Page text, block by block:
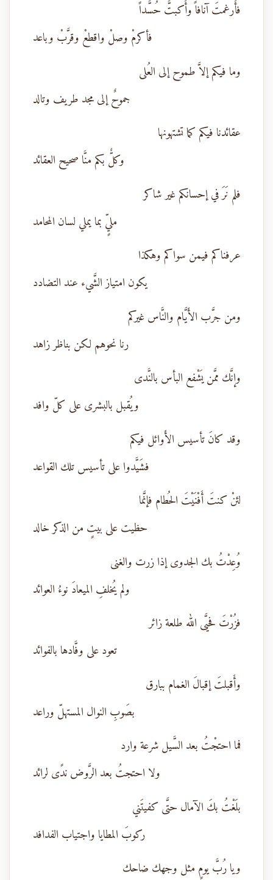
فأَرغمتَ آنافاً وأَكبتَّ حُسَّداً
فأكرمْ وصلْ واقطعْ وقرَّبْ وباعد
وما فيكم إلاَّ طموح إلى العُلى
جموحٌ إلى مجد طريف وتالد
عقائدنا فيكم كما تشتهونها
وكلٌّ بكم منَّا صحيح العقائد
فلم نَرَ في إحسانكم غير شاكر
مليٍّ بما يملي لسان المحامد
عرفناكم فيمن سواكم وهكذا
يكون امتياز الشَّيء عند التضادد
ومن جرَّب الأَيَّام والنَّاس غيركم
رنا نحوهم لكن بناظر زاهد
وإنَّك ممَّن يَشْفع البأس بالنَّدى
ويُقبل بالبشرى على كلّ وافد
وقد كانَ تأسيس الأَوائل فيكم
فشَيَّدوا على تأسيس تلك القواعد
لئنْ كنتَ أَفْنَيْتَ الحُطام فإنَّما
حظيت على بيتٍ من الذكر خالد
وُعِدْتُ بك الجدوى إذا زرت والغنى
ولم يُخلفِ الميعادَ نوءُ العوائد
فزُرْتَ فحيَّى الله طلعة زائر
تعود على وفَّادها بالفوائد
وأَقبلتَ إقبالَ الغمام ببارق
بصَوبِ النوال المستهلّ وراعد
فما احتجْتُ بعد السَّيل شرعة وارد
ولا احتجتُ بعد الرَّوض ندًى لرائد
بلَغْتُ بكَ الآمال حتَّى كفيتَني
ركوبَ المطايا واجتياب الفدافد
ويا رُبَّ يومٍ مثل وجهك ضاحك